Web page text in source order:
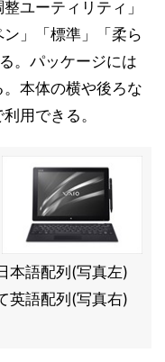
ユーティリティ」
」「標準」「柔ら
。パッケージには
本体の横や後ろな
用できる。
本語配列(写真左)
英語配列(写真右)